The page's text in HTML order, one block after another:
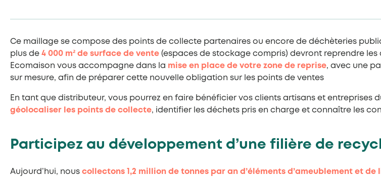
Ce maillage se compose des points de collecte partenaires ou encore de déchèteries
plus de 4 000 m² de surface de vente (espaces de stockage compris) devront reprendre
Ecomaison vous accompagne dans la mise en place de votre zone de reprise, avec une
sur mesure, afin de préparer cette nouvelle obligation sur les points de ventes
En tant que distributeur, vous pourrez en faire bénéficier vos clients artisans et entreprises
géolocaliser les points de collecte, identifier les déchets pris en charge et connaître les
Participez au développement d’une filière de
Aujourd’hui, nous collectons 1,2 million de tonnes par an d’éléments d’ameublement et de